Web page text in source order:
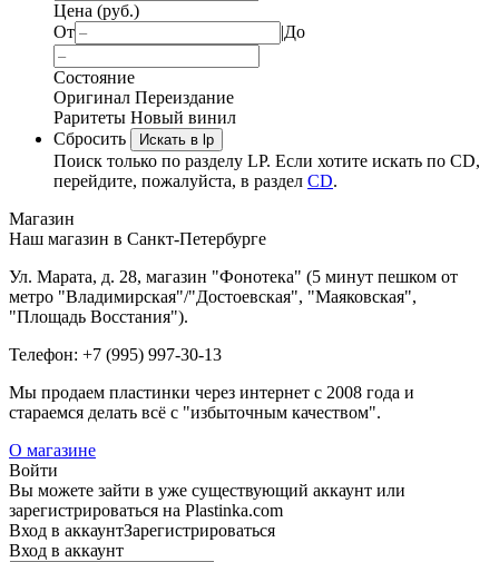
Цена (руб.)
От
|До
Состояние
Оригинал Переиздание
Раритеты Новый винил
Сбросить
Искать в lp
Поиск только по разделу LP. Если хотите искать по CD,
перейдите, пожалуйста, в раздел CD.
Магазин
Наш магазин в Санкт-Петербурге
Ул. Марата, д. 28, магазин "Фонотека" (5 минут пешком от
метро "Владимирская"/"Достоевская", "Маяковская",
"Площадь Восстания").
Телефон: +7 (995) 997-30-13
Мы продаем пластинки через интернет c 2008 года и
стараемся делать всё с "избыточным качеством".
О магазине
Войти
Вы можете зайти в уже существующий аккаунт или
зарегистрироваться на Plastinka.com
Вход в аккаунтЗарегистрироваться
Вход в аккаунт